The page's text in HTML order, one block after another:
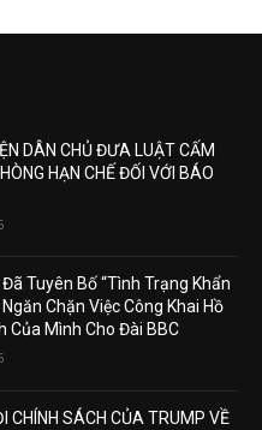
DÂN CHỦ ĐƯA LUẬT CẤM
HẠN CHẾ ĐỐI VỚI BÁO
Tuyên Bố “Tình Trạng Khẩn
Chặn Việc Công Khai Hồ
Của Mình Cho Đài BBC
CHÍNH SÁCH CỦA TRUMP VỀ